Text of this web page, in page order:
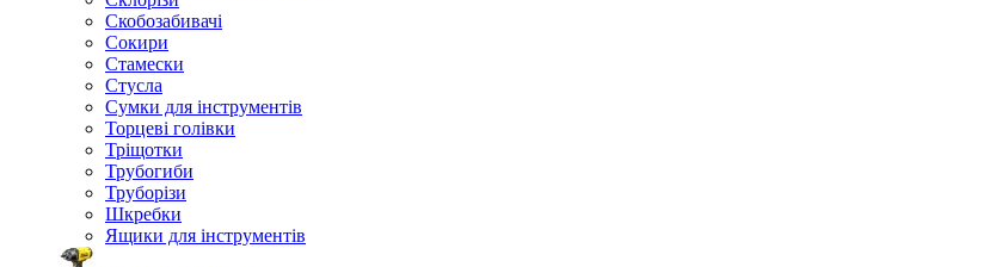
Скобозабивачі
Сокири
Стамески
Стусла
Сумки для інструментів
Торцеві голівки
Тріщотки
Трубогиби
Труборізи
Шкребки
Ящики для інструментів